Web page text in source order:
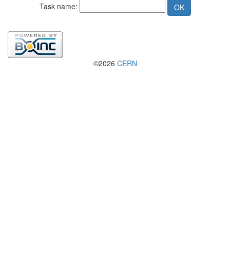
Task name:
©2026 CERN